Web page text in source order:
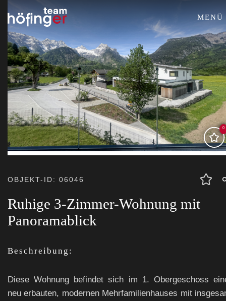
MENÜ
0
OBJEKT-ID: 06046
Ruhige 3-Zimmer-Wohnung mit
Panoramablick
Beschreibung:
Diese Wohnung befindet sich im 1. Obergeschoss
neu erbauten, modernen Mehrfamilienhauses mit